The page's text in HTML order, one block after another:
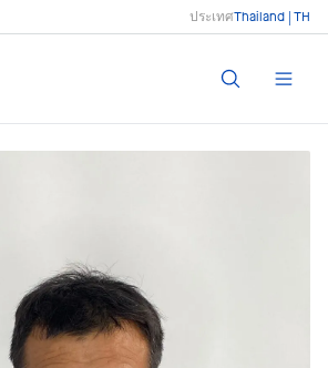
ประเทศThailand | TH